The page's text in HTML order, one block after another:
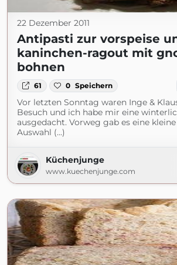
22 Dezember 2011
Antipasti zur vorspeise
kaninchen-ragout mit
bohnen
61 0 Speichern
Vor letzten Sonntag waren Inge &
Besuch und ich habe mir eine
ausgedacht. Vorweg gab es eine
Auswahl (...)
Küchenjunge
www.kuechenjunge.com